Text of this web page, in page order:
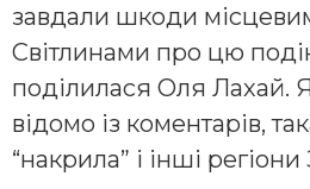
завдали шкоди
Світлинами про цю
поділилася Оля Лахай.
відомо із коментарів,
“накрила” і інші